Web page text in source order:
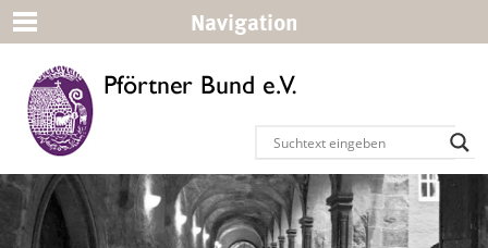
Navigation